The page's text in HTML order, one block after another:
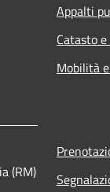
Appalti
Catasto
Mobilità
(RM)